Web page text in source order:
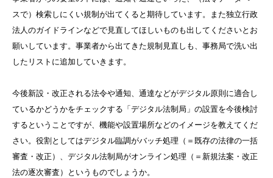
スで）検索しにくい規制が出てくると期待しています。また独立行政
法人のガイドラインなどで見直してほしいものも出してくださいとお
願いしています。事業者から出てきた規制見直しも、事務局で洗い出
したリストに追加していきます。
今後新設・改正される法令や通知、通達などがデジタル原則に適合し
ているかどうかをチェックする「デジタル法制局」の設置を今後検討
するということですが、機能や設置場所などのイメージを教えてくだ
さい。役割としてはデジタル臨調がバッチ処理（＝既存の法律の一括
審査・改正）、デジタル法制局がオンライン処理（＝新規法案・改正
法の逐次審査）というものでしょうか。